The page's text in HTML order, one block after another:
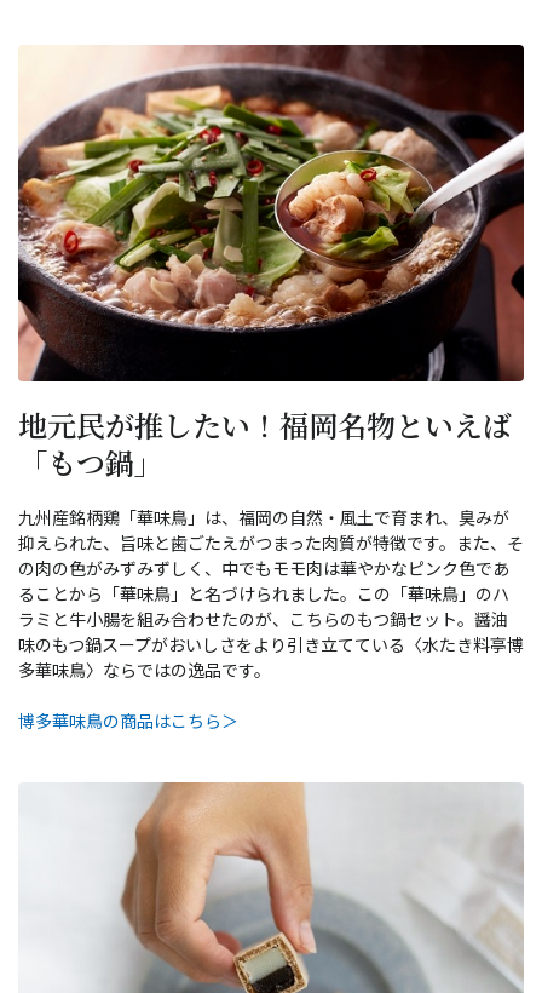
地元民が推したい！福岡名物といえば
「もつ鍋」
九州産銘柄鶏「華味鳥」は、福岡の自然・風土で育まれ、臭みが
抑えられた、旨味と歯ごたえがつまった肉質が特徴です。また、そ
の肉の色がみずみずしく、中でもモモ肉は華やかなピンク色であ
ることから「華味鳥」と名づけられました。この「華味鳥」のハ
ラミと牛小腸を組み合わせたのが、こちらのもつ鍋セット。醤油
味のもつ鍋スープがおいしさをより引き立てている〈水たき料亭博
多華味鳥〉ならではの逸品です。
博多華味鳥の商品はこちら＞